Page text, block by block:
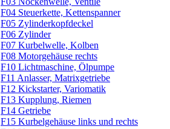
F04 Steuerkette, Kettenspanner
F05 Zylinderkopfdeckel
F06 Zylinder
F07 Kurbelwelle, Kolben
F08 Motorgehäuse rechts
F10 Lichtmaschine, Ölpumpe
F11 Anlasser, Matrixgetriebe
F12 Kickstarter, Variomatik
F13 Kupplung, Riemen
F14 Getriebe
F15 Kurbelgehäuse links und rechts